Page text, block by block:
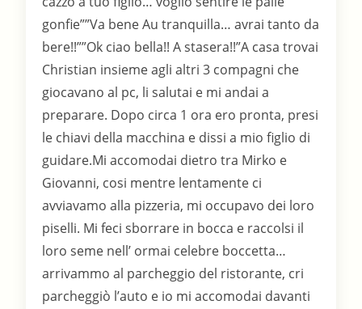
gonfie””Va bene Au tranquilla… avrai tanto da
bere!!””Ok ciao bella!! A stasera!!”A casa trovai
Christian insieme agli altri 3 compagni che
giocavano al pc, li salutai e mi andai a
preparare. Dopo circa 1 ora ero pronta, presi
le chiavi della macchina e dissi a mio figlio di
guidare.Mi accomodai dietro tra Mirko e
Giovanni, cosi mentre lentamente ci
avviavamo alla pizzeria, mi occupavo dei loro
piselli. Mi feci sborrare in bocca e raccolsi il
loro seme nell’ ormai celebre boccetta…
arrivammo al parcheggio del ristorante, cri
parcheggiò l’auto e io mi accomodai davanti